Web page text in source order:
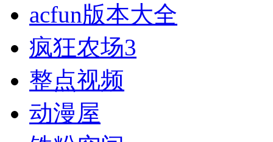
acfun版本大全
疯狂农场3
整点视频
动漫屋